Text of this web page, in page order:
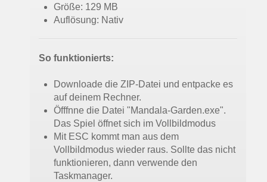
Größe: 129 MB
Auflösung: Nativ
So funktionierts:
Downloade die ZIP-Datei und entpacke es
auf deinem Rechner.
Öfffnne die Datei "Mandala-Garden.exe".
Das Spiel öffnet sich im Vollbildmodus
Mit ESC kommt man aus dem
Vollbildmodus wieder raus. Sollte das nicht
funktionieren, dann verwende den
Taskmanager.